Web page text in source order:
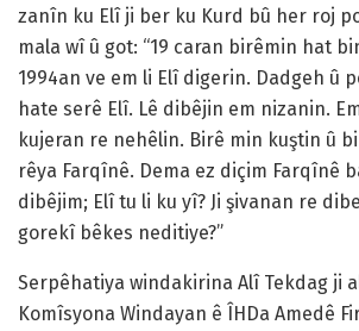
zanîn ku Elî ji ber ku Kurd bû her roj
mala wî û got: “19 caran birêmin hat
1994an ve em li Elî digerin. Dadgeh û
hate serê Elî. Lê dibêjin em nizanin.
kujeran re nehêlin. Birê min kuştin û
rêya Farqînê. Dema ez diçim Farqînê
dibêjim; Elî tu li ku yî? Ji şivanan re
gorekî bêkes neditiye?”
Serpêhatiya windakirina Alî Tekdag ji
Komîsyona Windayan ê ÎHDa Amedê